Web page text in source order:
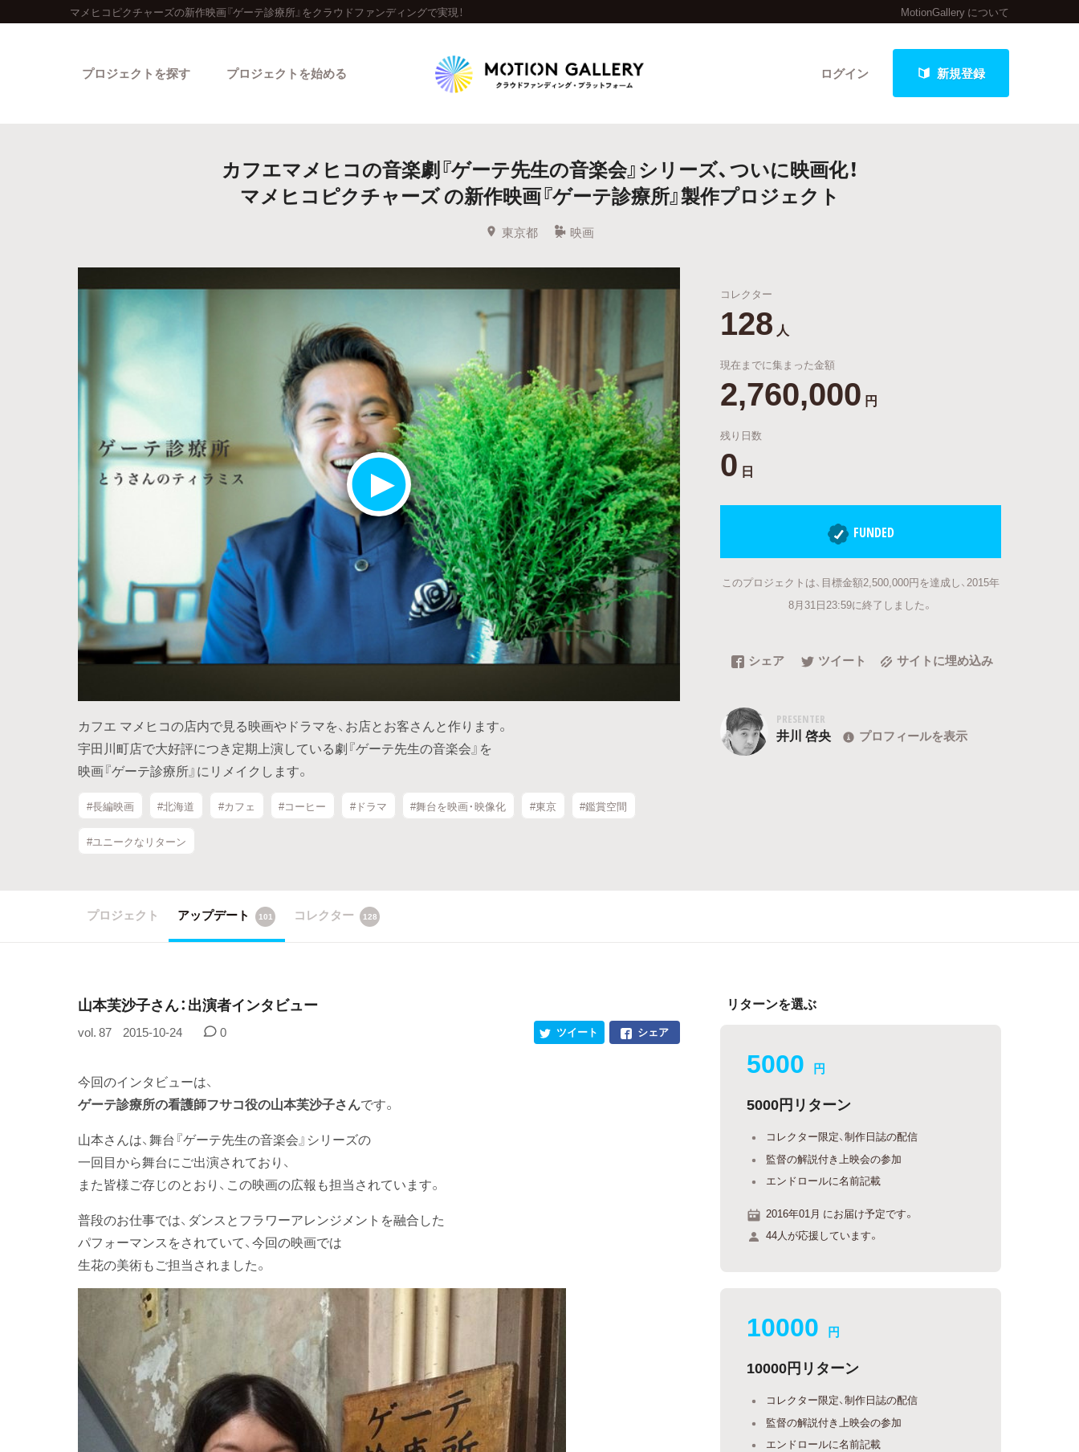
マメヒコピクチャーズの新作映画『ゲーテ診療所』をクラウドファンディングで実現！ MotionGallery について
ログイン 新規登録
プロジェクトを探す
人気のプロジェクト 新着プロジェクト 終了間近のプロジェクト
Feature
カテゴリーから探す タグから探す キュレーターから探す 特集から探す
Legendary
最新達成プロジェクト 調達額が大きいプロジェクト
プロジェクトを始める
カフエマメヒコの音楽劇『ゲーテ先生の音楽会』シリーズ、ついに映画化！
マメヒコピクチャーズ の新作映画『ゲーテ診療所』製作プロジェクト
東京都 映画
カフエ マメヒコの店内で見る映画やドラマを、お店とお客さんと作ります。
宇田川町店で大好評につき定期上演している劇『ゲーテ先生の音楽会』を
映画『ゲーテ診療所』にリメイクします。
#長編映画 #北海道 #カフェ #コーヒー #ドラマ #舞台を映画・映像化 #東京 #鑑賞空間
#ユニークなリターン
コレクター
128 人
現在までに集まった金額
2,760,000 円
残り日数
0 日
FUNDED
このプロジェクトは、目標金額2,500,000円を達成し、2015年
8月31日23:59に終了しました。
シェア ツイート サイトに埋め込み
PRESENTER
井川 啓央 プロフィールを表示
プロジェクト アップデート 101 コレクター 128
山本芙沙子さん：出演者インタビュー
vol. 87 2015-10-24 0 シェア
ツイート
今回のインタビューは、
ゲーテ診療所の看護師フサコ役の山本芙沙子さんです。
山本さんは、舞台『ゲーテ先生の音楽会』シリーズの
一回目から舞台にご出演されており、
また皆様ご存じのとおり、この映画の広報も担当されています。
普段のお仕事では、ダンスとフラワーアレンジメントを融合した
パフォーマンスをされていて、今回の映画では
生花の美術もご担当されました。
リターンを選ぶ
5000 円
5000円リターン
コレクター限定、制作日誌の配信
監督の解説付き上映会の参加
エンドロールに名前記載
2016年01月 にお届け予定です。
44人が応援しています。
10000 円
10000円リターン
コレクター限定、制作日誌の配信
監督の解説付き上映会の参加
エンドロールに名前記載